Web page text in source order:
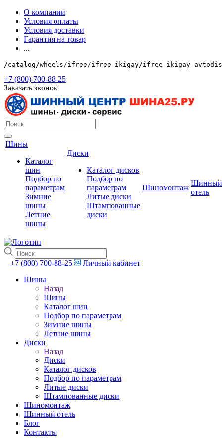
О компании
Условия оплаты
Условия доставки
Гарантия на товар
...
/catalog/wheels/ifree/ifree-ikigay/ifree-ikigay-
+7 (800) 700-88-25
Заказать звонок
Шины
Каталог
шин
Подбор по
параметрам
Зимние
шины
Летние
шины
Диски
Каталог дисков
Подбор по
параметрам
Литые диски
Штампованные
диски
Шиномонтаж
Шинный
отель
+7 (800) 700-88-25
Личный кабинет
Шины
Назад
Шины
Каталог шин
Подбор по параметрам
Зимние шины
Летние шины
Диски
Назад
Диски
Каталог дисков
Подбор по параметрам
Литые диски
Штампованные диски
Шиномонтаж
Шинный отель
Блог
Контакты